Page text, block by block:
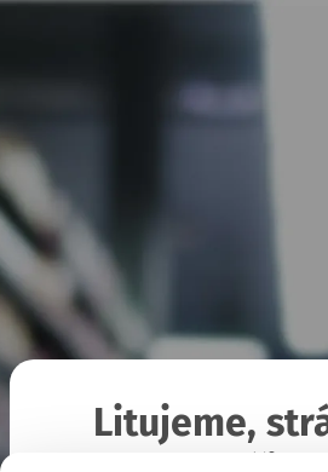
Litujeme,